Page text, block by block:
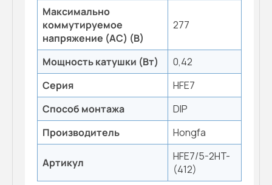
Максимально
коммутируемое
напряжение (AC) (В)
277
Мощность катушки (Вт)
0,42
Серия
HFE7
Способ монтажа
DIP
Производитель
Hongfa
Артикул
HFE7/5-2HT-
(412)